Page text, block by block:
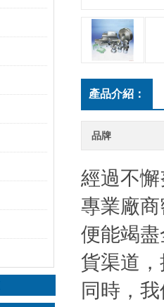
產品介紹：
品牌
經過不
專業廠
便能竭
貨渠道
同時，